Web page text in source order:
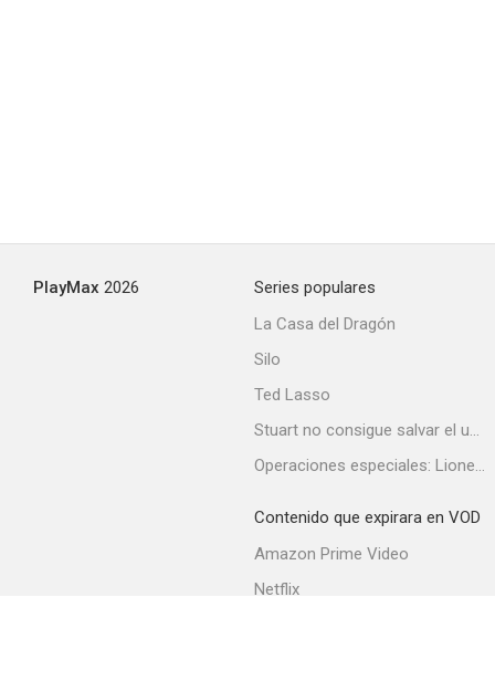
PlayMax 2026
Series populares
La Casa del Dragón
Silo
Ted Lasso
Stuart no consigue salvar el universo
Operaciones especiales: Lioness
Contenido que expirara en VOD
Amazon Prime Video
Netflix